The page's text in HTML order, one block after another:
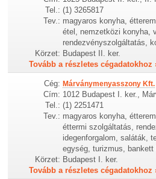
Tel.: (1) 3265817
Tev.: magyaros konyha,
étel, nemzetközi konyha,
rendezvényszolgáltatás,
Körzet: Budapest II. ker.
Tovább a részletes cégadatokhoz
Cég: Márványmenyasszony Kft.
Cím: 1012 Budapest I. ker.,
Tel.: (1) 2251471
Tev.: magyaros konyha,
éttermi szolgáltatás,
idegenforgalom, saláták,
egység, turizmus, bankett
Körzet: Budapest I. ker.
Tovább a részletes cégadatokhoz